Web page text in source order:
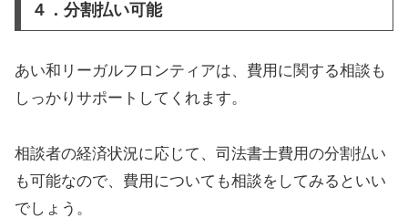
４．分割払い可能
あい和リーガルフロンティアは、費用に関する相談も
しっかりサポートしてくれます。
相談者の経済状況に応じて、司法書士費用の分割払い
も可能なので、費用についても相談をしてみるといい
でしょう。